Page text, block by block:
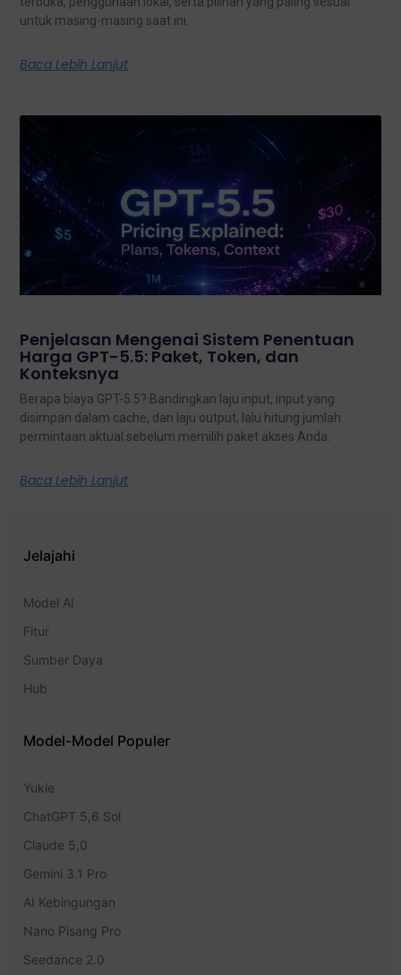
untuk masing-masing saat ini.
Baca Lebih Lanjut
Penjelasan Mengenai Sistem Penentuan
Harga GPT-5.5: Paket, Token, dan
Konteksnya
Berapa biaya GPT-5.5? Bandingkan laju input, input yang
disimpan dalam cache, dan laju output, lalu hitung jumlah
permintaan aktual sebelum memilih paket akses Anda.
Baca Lebih Lanjut
Jelajahi
Model AI
Fitur
Sumber Daya
Hub
Model-Model Populer
Yukie
ChatGPT 5,6 Sol
Claude 5,0
Gemini 3.1 Pro
AI Kebingungan
Nano Pisang Pro
Seedance 2.0